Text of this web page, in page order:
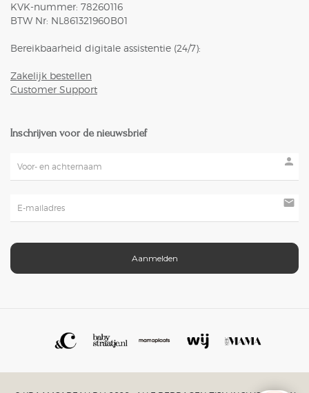
KVK-nummer: 78260116
BTW Nr: NL861321960B01
Bereikbaarheid digitale assistentie (24/7):
Zakelijk bestellen
Customer Support
Inschrijven voor de nieuwsbrief
person
mail
Aanmelden